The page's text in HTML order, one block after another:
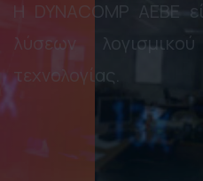
H DYNACOMP ΑΕΒΕ
συστημάτων και
Intel, Hewlett-Packard.